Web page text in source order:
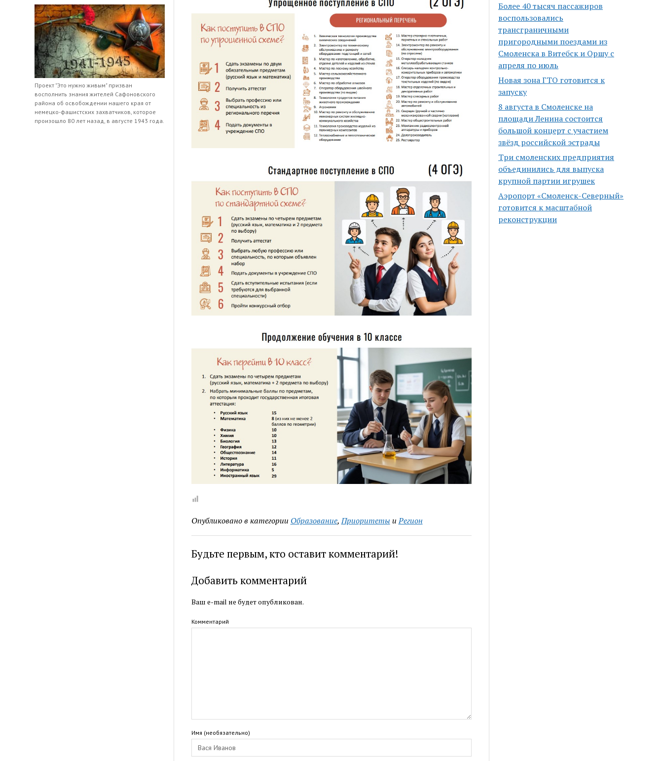
Проект "Это нужно живым" призван
восполнить знания жителей Сафоновского
района об освобождении нашего края от
немецко-фашистских захватчиков, которое
произошло 80 лет назад, в августе 1943 года.
Опубликовано в категории Образование,Приоритеты иРегион
Будьте первым, кто оставит комментарий!
Добавить комментарий
Ваш e-mail не будет опубликован.
Комментарий
Имя (необязательно)
Более 40 тысяч пассажиров
воспользовались
трансграничными
пригородными поездами из
Смоленска в Витебск и Оршу с
апреля по июль
Новая зона ГТО готовится к
запуску
8 августа в Смоленске на
площади Ленина состоится
большой концерт с участием
звёзд российской эстрады
Три смоленских предприятия
объединились для выпуска
крупной партии игрушек
Аэропорт «Смоленск-Северный»
готовится к масштабной
реконструкции